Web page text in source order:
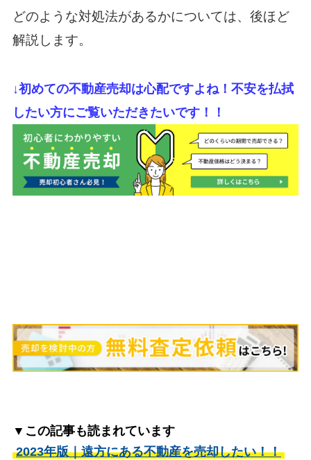
どのような対処法があるかについては、後ほど
解説します。
↓初めての不動産売却は心配ですよね！不安を払拭
したい方にご覧いただきたいです！！
▼この記事も読まれています
2023年版｜遠方にある不動産を売却したい！！